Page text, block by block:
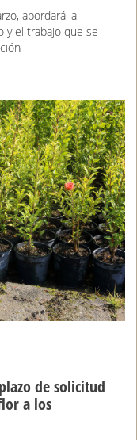
abordará la
y el trabajo que se
de solicitud
a los